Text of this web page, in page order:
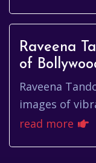
Raveena
of
Raveena
images of
read more